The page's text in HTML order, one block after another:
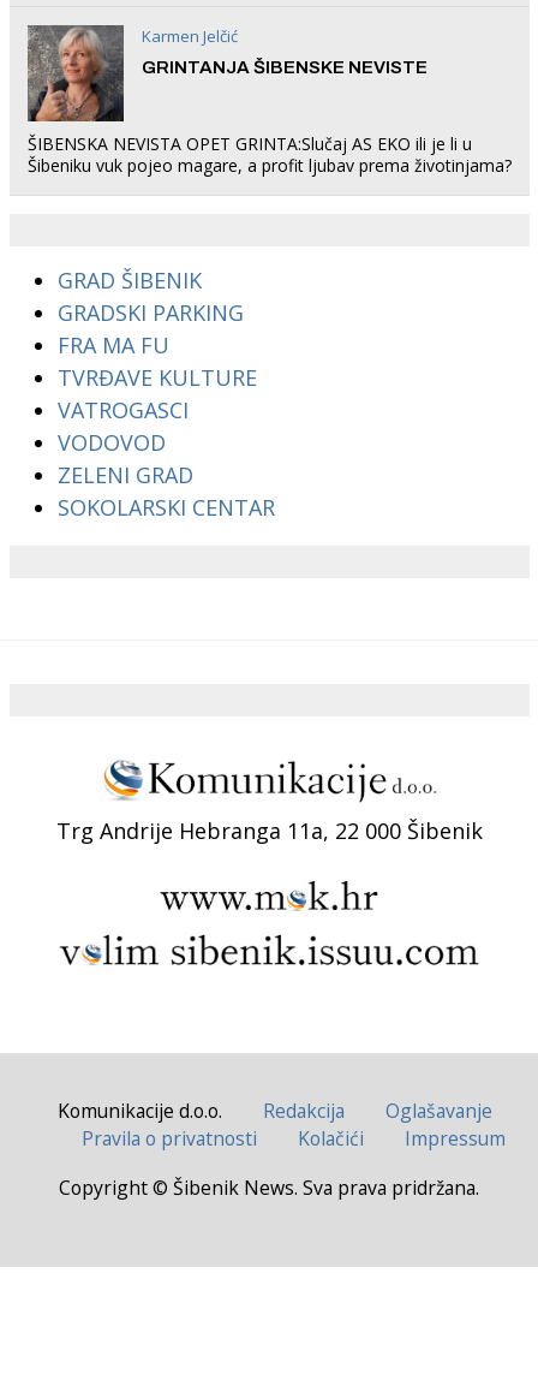
Karmen Jelčić
GRINTANJA ŠIBENSKE NEVISTE
ŠIBENSKA NEVISTA OPET GRINTA:Slučaj AS EKO ili je li u
Šibeniku vuk pojeo magare, a profit ljubav prema životinjama?
GRAD ŠIBENIK
GRADSKI PARKING
FRA MA FU
TVRĐAVE KULTURE
VATROGASCI
VODOVOD
ZELENI GRAD
SOKOLARSKI CENTAR
Trg Andrije Hebranga 11a, 22 000 Šibenik
Komunikacije d.o.o. Redakcija
Oglašavanje
Pravila o privatnosti
Kolačići
Impressum
Copyright © Šibenik News. Sva prava pridržana.